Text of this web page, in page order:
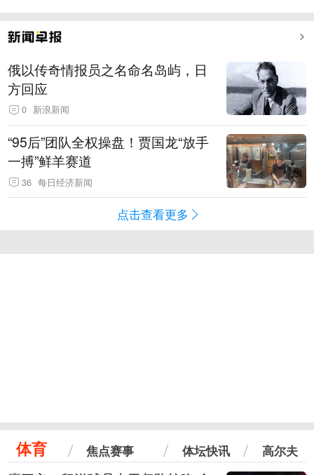
俄以传奇情报员之名命名岛屿，日
方回应
0 新浪新闻
“95后”团队全权操盘！贾国龙“放手
一搏”鲜羊赛道
36 每日经济新闻
点击查看更多
体育 焦点赛事 体坛快讯 高尔夫